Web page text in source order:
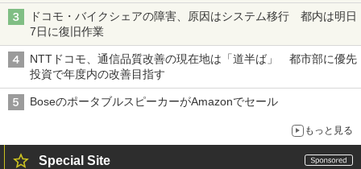
ドコモ・バイクシェアの障害、原因はシステム移行 都内は明日
7日に復旧作業
NTTドコモ、通信品質改善の現在地は「道半ば」 都市部に優先
投資で年度内の改善目指す
BoseのポータブルスピーカーがAmazonでセール
もっと見る
Special Site